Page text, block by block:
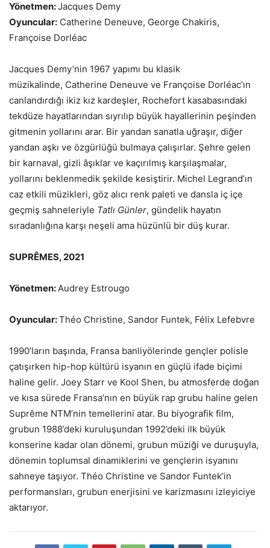
Yönetmen:Jacques Demy
Oyuncular: Catherine Deneuve, George Chakiris,
Françoise Dorléac
Jacques Demy’nin 1967 yapımı bu klasik
müzikalinde, Catherine Deneuve ve Françoise Dorléac’ın
canlandırdığı ikiz kız kardeşler, Rochefort kasabasındaki
tekdüze hayatlarından sıyrılıp büyük hayallerinin peşinden
gitmenin yollarını arar. Bir yandan sanatla uğraşır, diğer
yandan aşkı ve özgürlüğü bulmaya çalışırlar. Şehre gelen
bir karnaval, gizli âşıklar ve kaçırılmış karşılaşmalar,
yollarını beklenmedik şekilde kesiştirir. Michel Legrand’ın
caz etkili müzikleri, göz alıcı renk paleti ve dansla iç içe
geçmiş sahneleriyle Tatlı Günler, gündelik hayatın
sıradanlığına karşı neşeli ama hüzünlü bir düş kurar.
SUPRÊMES, 2021
Yönetmen:Audrey Estrougo
Oyuncular:Théo Christine, Sandor Funtek, Félix Lefebvre
1990’ların başında, Fransa banliyölerinde gençler polisle
çatışırken hip-hop kültürü isyanın en güçlü ifade biçimi
haline gelir. Joey Starr ve Kool Shen, bu atmosferde doğan
ve kısa sürede Fransa’nın en büyük rap grubu haline gelen
Suprême NTM’nin temellerini atar. Bu biyografik film,
grubun 1988’deki kuruluşundan 1992’deki ilk büyük
konserine kadar olan dönemi, grubun müziği ve duruşuyla,
dönemin toplumsal dinamiklerini ve gençlerin isyanını
sahneye taşıyor. Théo Christine ve Sandor Funtek’in
performansları, grubun enerjisini ve karizmasını izleyiciye
aktarıyor.